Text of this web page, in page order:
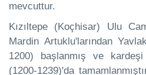
mevcuttur.
Kızıltepe (Koçhisar) Ulu
Mardin Artuklu'larından
1200) başlanmış ve
(1200-1239)'da